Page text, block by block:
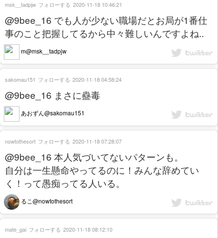
@9bee_16 でも人が少ない職場だとお局が1番仕
事のこと把握してるから中々難しいんですよね..
m@msk__tadpjw
msk__tadpjw フォローする 2020-11-18 10:46:21
@9bee_16 まさに蠱毒
あおずん@sakomau151
sakomau151 フォローする 2020-11-18 04:58:24
@9bee_16 本人気づいてないパターンも。
自分は一生懸命やってるのに！みんな辞めてい
く！って愚痴ってる人いる。
るこ@nowtothesort
nowtothesort フォローする 2020-11-18 07:28:07
mate_gai フォローする 2020-11-18 08:12:10